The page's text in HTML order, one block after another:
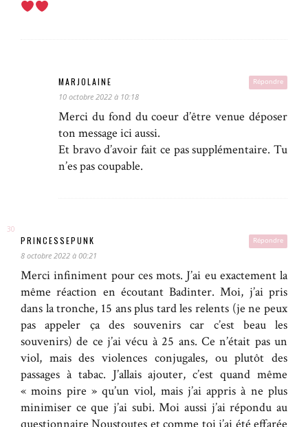
Répondre
MARJOLAINE
10 octobre 2022 à 10:18
Merci du fond du coeur d’être venue déposer
ton message ici aussi.
Et bravo d’avoir fait ce pas supplémentaire. Tu
n’es pas coupable.
Répondre
PRINCESSEPUNK
8 octobre 2022 à 00:21
Merci infiniment pour ces mots. J’ai eu exactement la
même réaction en écoutant Badinter. Moi, j’ai pris
dans la tronche, 15 ans plus tard les relents (je ne peux
pas appeler ça des souvenirs car c’est beau les
souvenirs) de ce j’ai vécu à 25 ans. Ce n’était pas un
viol, mais des violences conjugales, ou plutôt des
passages à tabac. J’allais ajouter, c’est quand même
« moins pire » qu’un viol, mais j’ai appris à ne plus
minimiser ce que j’ai subi. Moi aussi j’ai répondu au